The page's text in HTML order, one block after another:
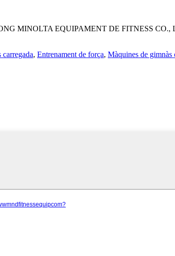
MINOLTA EQUIPAMENT DE FITNESS CO.,
, Entrenament de força, Màquines de gimnàs